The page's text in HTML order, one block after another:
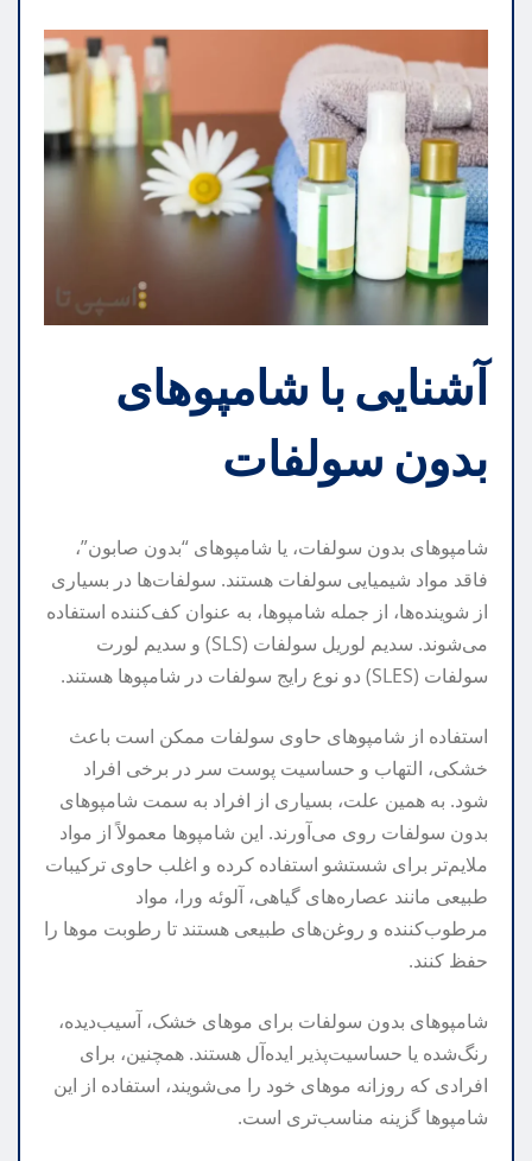
آشنایی با شامپوهای
بدون سولفات
شامپوهای بدون سولفات، یا شامپوهای “بدون صابون”،
فاقد مواد شیمیایی سولفات هستند. سولفات‌ها در بسیاری
از شوینده‌ها، از جمله شامپوها، به عنوان کف‌کننده استفاده
می‌شوند. سدیم لوریل سولفات (SLS) و سدیم لورت
سولفات (SLES) دو نوع رایج سولفات در شامپوها هستند.
استفاده از شامپوهای حاوی سولفات ممکن است باعث
خشکی، التهاب و حساسیت پوست سر در برخی افراد
شود. به همین علت، بسیاری از افراد به سمت شامپوهای
بدون سولفات روی می‌آورند. این شامپوها معمولاً از مواد
ملایم‌تر برای شستشو استفاده کرده و اغلب حاوی ترکیبات
طبیعی مانند عصاره‌های گیاهی، آلوئه ورا، مواد
مرطوب‌کننده و روغن‌های طبیعی هستند تا رطوبت موها را
حفظ کنند.
شامپوهای بدون سولفات برای موهای خشک، آسیب‌دیده،
رنگ‌شده یا حساسیت‌پذیر ایده‌آل هستند. همچنین، برای
افرادی که روزانه موهای خود را می‌شویند، استفاده از این
شامپوها گزینه مناسب‌تری است.